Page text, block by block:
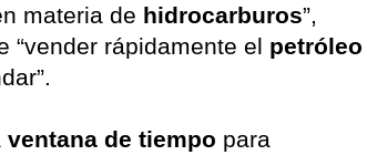
materia de hidrocarburos”,
“vender rápidamente el petróleo
ventana de tiempo para